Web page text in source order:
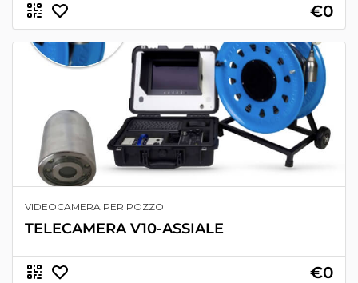
€0
VIDEOCAMERA PER POZZO
TELECAMERA V10-ASSIALE
€0